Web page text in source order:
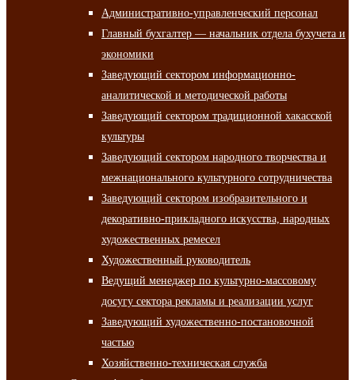
Административно-управленческий персонал
Главный бухгалтер — начальник отдела бухучета и
экономики
Заведующий сектором информационно-
аналитической и методической работы
Заведующий сектором традиционной хакасской
культуры
Заведующий сектором народного творчества и
межнационального культурного сотрудничества
Заведующий сектором изобразительного и
декоративно-прикладного искусства, народных
художественных ремесел
Художественный руководитель
Ведущий менеджер по культурно-массовому
досугу сектора рекламы и реализации услуг
Заведующий художественно-постановочной
частью
Хозяйственно-техническая служба